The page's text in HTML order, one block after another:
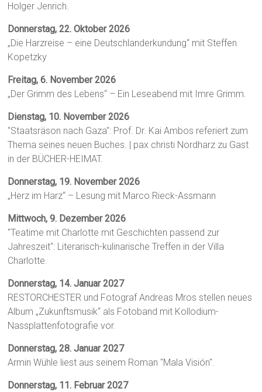
Holger Jenrich.
Donnerstag, 22. Oktober 2026
„Die Harzreise – eine Deutschlanderkundung“ mit Steffen
Kopetzky
Freitag, 6. November 2026
„Der Grimm des Lebens“ – Ein Leseabend mit Imre Grimm.
Dienstag, 10. November 2026
"Staatsräson nach Gaza": Prof. Dr. Kai Ambos referiert zum
Thema seines neuen Buches. | pax christi Nordharz zu Gast
in der BÜCHER-HEIMAT.
Donnerstag, 19. November 2026
„Herz im Harz“ – Lesung mit Marco Rieck-Assmann
Mittwoch, 9. Dezember 2026
"Teatime mit Charlotte mit Geschichten passend zur
Jahreszeit": Literarisch-kulinarische Treffen in der Villa
Charlotte.
Donnerstag, 14. Januar 2027
RESTORCHESTER und Fotograf Andreas Mros stellen neues
Album „Zukunftsmusik“ als Fotoband mit Kollodium-
Nassplattenfotografie vor.
Donnerstag, 28. Januar 2027
Armin Wühle liest aus seinem Roman "Mala Visión".
Donnerstag, 11. Februar 2027